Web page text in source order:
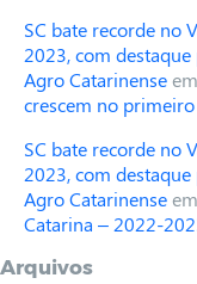
SC bate recorde no
2023, com
Agro Catarinenseem
crescem no
SC bate recorde no
2023, com
Agro Catarinenseem
Catarina – 2022-
Arquivos